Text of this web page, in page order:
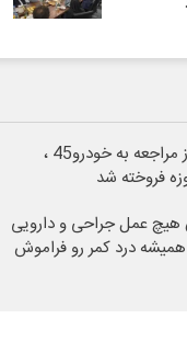
بعد از مراجعه به خودرو45 ،
فروخته شد
هیچ عمل جراحی و دارویی
درد کمر رو فراموش